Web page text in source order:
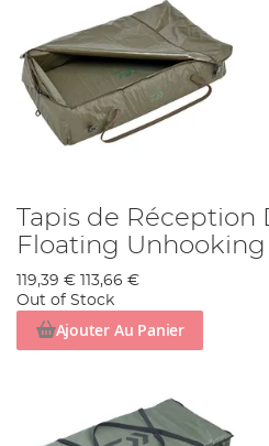
Tapis de Réception
Floating
119,39 € 113,66 €
Out of Stock
Ajouter Au Panier